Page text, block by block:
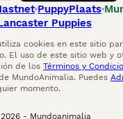
PuppyPlaats
Puppies
cookies en este sitio
El uso de este sitio web y
de los Términos y
MundoAnimalia. Puedes
momento.
2026 - Mundoanimalia